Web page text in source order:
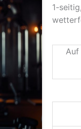
1-
Auf